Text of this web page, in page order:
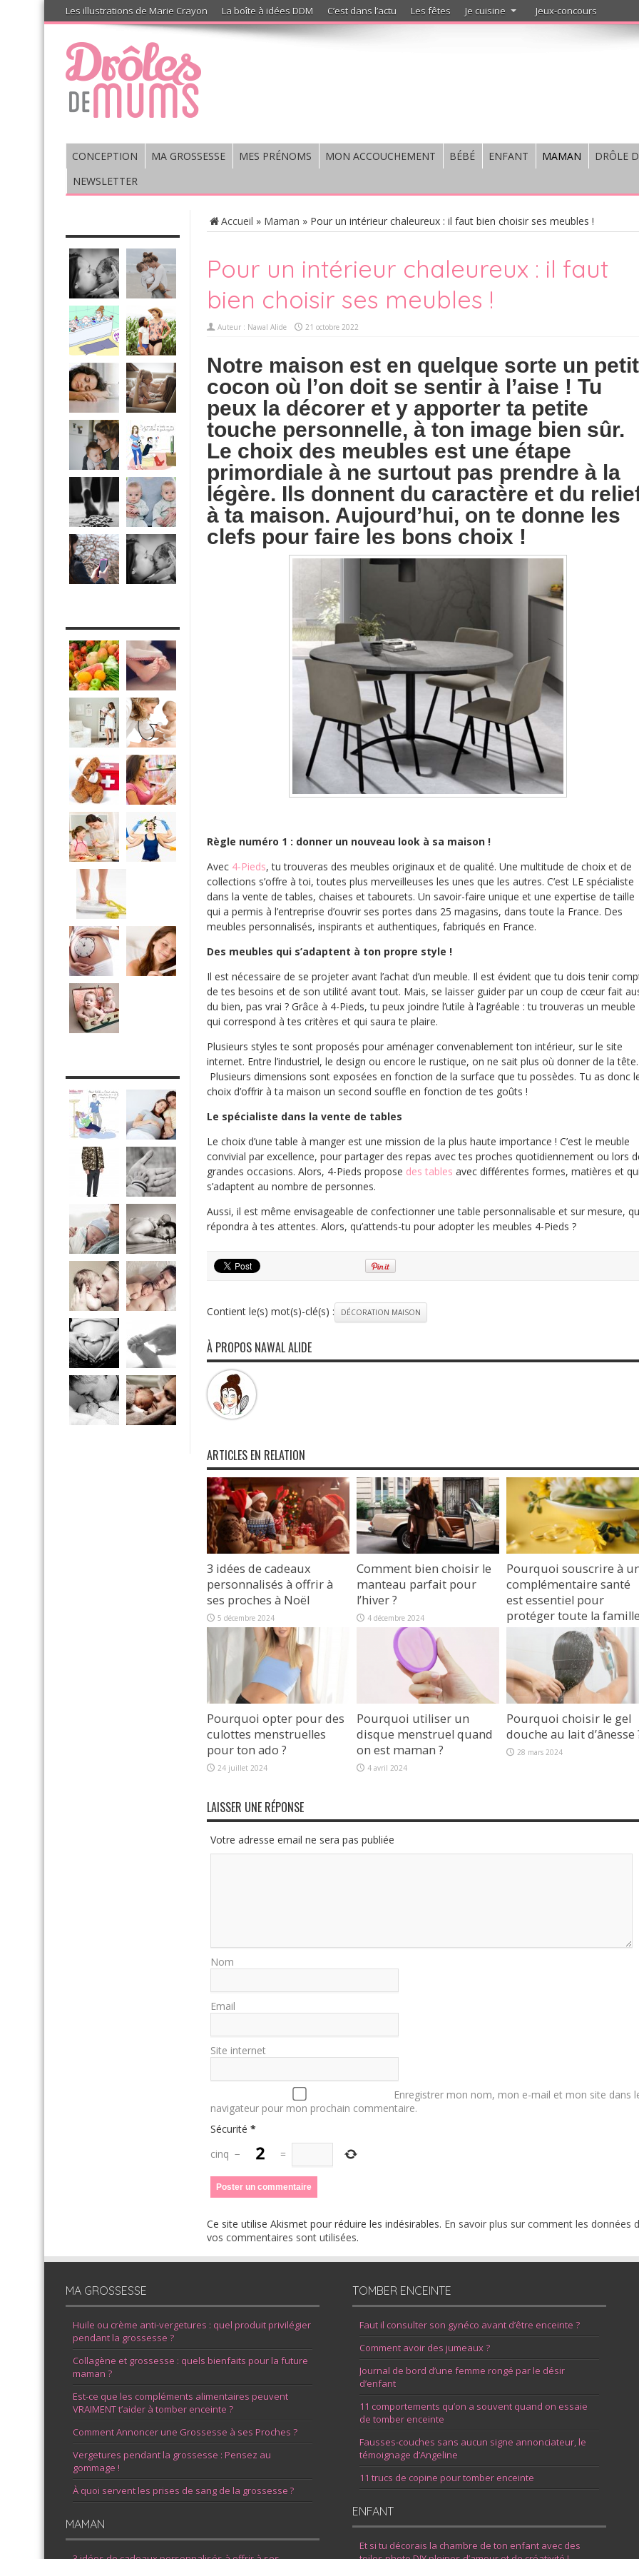
Les illustrations de Marie Crayon La boîte à idées DDM C’est dans l’actu Les fêtes Je cuisine Jeux-concours
CONCEPTION MA GROSSESSE MES PRÉNOMS MON ACCOUCHEMENT BÉBÉ ENFANT MAMAN
DRÔLE
NEWSLETTER
Accueil » Maman » Pour un intérieur chaleureux : il faut bien choisir ses meubles !
Pour un intérieur chaleureux : il faut
bien choisir ses meubles !
Auteur : Nawal Alide 21 octobre 2022
Notre maison est en quelque sorte un petit
cocon où l’on doit se sentir à l’aise ! Tu
peux la décorer et y apporter ta petite
touche personnelle, à ton image bien sûr.
Le choix des meubles est une étape
primordiale à ne surtout pas prendre à la
légère. Ils donnent du caractère et du
à ta maison. Aujourd’hui, on te donne les
clefs pour faire les bons choix !
Règle numéro 1 : donner un nouveau look à sa maison !
Avec 4-Pieds, tu trouveras des meubles originaux et de qualité. Une multitude de choix et de
collections s’offre à toi, toutes plus merveilleuses les unes que les autres. C’est LE spécialiste
dans la vente de tables, chaises et tabourets. Un savoir-faire unique et une expertise de taille
qui a permis à l’entreprise d’ouvrir ses portes dans 25 magasins, dans toute la France. Des
meubles personnalisés, inspirants et authentiques, fabriqués en France.
Des meubles qui s’adaptent à ton propre style !
Il est nécessaire de se projeter avant l’achat d’un meuble. Il est évident que tu dois tenir
de tes besoins et de son utilité avant tout. Mais, se laisser guider par un coup de cœur fait
du bien, pas vrai ? Grâce à 4-Pieds, tu peux joindre l’utile à l’agréable : tu trouveras un meuble
qui correspond à tes critères et qui saura te plaire.
Plusieurs styles te sont proposés pour aménager convenablement ton intérieur, sur le site
internet. Entre l’industriel, le design ou encore le rustique, on ne sait plus où donner de la tête.
Plusieurs dimensions sont exposées en fonction de la surface que tu possèdes. Tu as donc
choix d’offrir à ta maison un second souffle en fonction de tes goûts !
Le spécialiste dans la vente de tables
Le choix d’une table à manger est une mission de la plus haute importance ! C’est le meuble
convivial par excellence, pour partager des repas avec tes proches quotidiennement ou lors
grandes occasions. Alors, 4-Pieds propose des tables avec différentes formes, matières et
s’adaptent au nombre de personnes.
Aussi, il est même envisageable de confectionner une table personnalisable et sur mesure,
répondra à tes attentes. Alors, qu’attends-tu pour adopter les meubles 4-Pieds ?
Contient le(s) mot(s)-clé(s) : DÉCORATION MAISON
À PROPOS NAWAL ALIDE
ARTICLES EN RELATION
3 idées de cadeaux
personnalisés à offrir à
ses proches à Noël
5 décembre 2024
Comment bien choisir le
manteau parfait pour
l’hiver ?
4 décembre 2024
Pourquoi souscrire à
complémentaire santé
est essentiel pour
protéger toute la
1 octobre 2024
Pourquoi opter pour des
culottes menstruelles
pour ton ado ?
24 juillet 2024
Pourquoi utiliser un
disque menstruel quand
on est maman ?
4 avril 2024
Pourquoi choisir le gel
douche au lait d’ânesse
28 mars 2024
LAISSER UNE RÉPONSE
Votre adresse email ne sera pas publiée
Nom
Email
Site internet
Enregistrer mon nom, mon e-mail et mon site dans
navigateur pour mon prochain commentaire.
Sécurité *
cinq − =
Ce site utilise Akismet pour réduire les indésirables. En savoir plus sur comment les données
vos commentaires sont utilisées.
MA GROSSESSE
Huile ou crème anti-vergetures : quel produit privilégier
pendant la grossesse ?
Collagène et grossesse : quels bienfaits pour la future
maman ?
Est-ce que les compléments alimentaires peuvent
VRAIMENT t’aider à tomber enceinte ?
Comment Annoncer une Grossesse à ses Proches ?
Vergetures pendant la grossesse : Pensez au
gommage !
À quoi servent les prises de sang de la grossesse ?
MAMAN
TOMBER ENCEINTE
Faut il consulter son gynéco avant d’être enceinte ?
Comment avoir des jumeaux ?
Journal de bord d’une femme rongé par le désir
d’enfant
11 comportements qu’on a souvent quand on essaie
de tomber enceinte
Fausses-couches sans aucun signe annonciateur, le
témoignage d’Angeline
11 trucs de copine pour tomber enceinte
ENFANT
Et si tu décorais la chambre de ton enfant avec des